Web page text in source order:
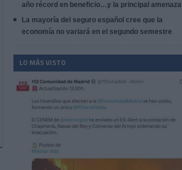
año récord en beneficio…y la principal amenaza
La mayoría del seguro español cree que la
economía no variará en el segundo semestre
LO MÁS VISTO